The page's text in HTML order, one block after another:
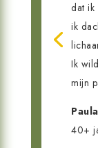
dat ik
ik
Ik
mijn
Paula
40+